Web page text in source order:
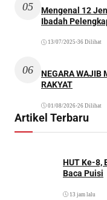
05
Mengenal 12
Ibadah
13/07/2025 •36 Dilihat
06
NEGARA WAJIB
RAKYAT
01/08/2026•26 Dilihat
Artikel Terbaru
HUT Ke-8,
Baca Puisi
13 jam lalu